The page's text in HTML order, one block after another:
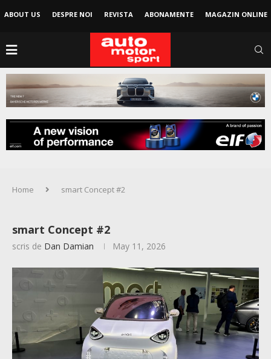
ABOUT US DESPRE NOI REVISTA ABONAMENTE MAGAZIN ONLINE
Home smart Concept #2
smart Concept #2
scris de Dan Damian May 11, 2026